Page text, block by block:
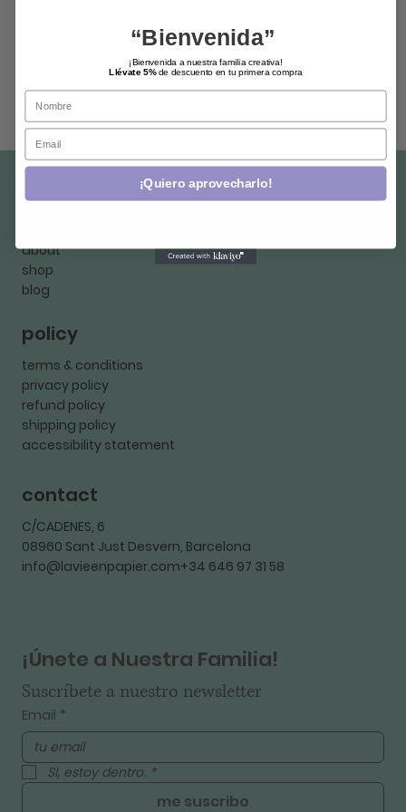
1/1
shop
about
shop
blog
policy
terms & conditions
privacy policy
refund policy
shipping policy
accessibility statement
contact
C/CADENES, 6
08960 Sant Just Desvern, Barcelona
info@lavieenpapier.com+34 646 97 31 58
¡Únete a Nuestra Familia!
Suscríbete a nuestro newsletter
Email *
SI, estoy dentro. *
me suscribo
“Bienvenida”
¡Bienvenida a nuestra familia creativa!
Llévate 5%de descuento en tu primera compra
Name
Email
¡Quiero aprovecharlo!